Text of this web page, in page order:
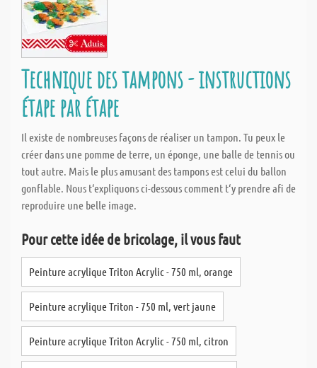
Technique des tampons - instructions
étape par étape
Il existe de nombreuses façons de réaliser un tampon. Tu peux le
créer dans une pomme de terre, un éponge, une balle de tennis ou
tout autre. Mais le plus amusant des tampons est celui du ballon
gonflable. Nous t‘expliquons ci-dessous comment t‘y prendre afi de
reproduire une belle image.
Pour cette idée de bricolage, il vous faut
Peinture acrylique Triton Acrylic - 750 ml, orange
Peinture acrylique Triton - 750 ml, vert jaune
Peinture acrylique Triton Acrylic - 750 ml, citron